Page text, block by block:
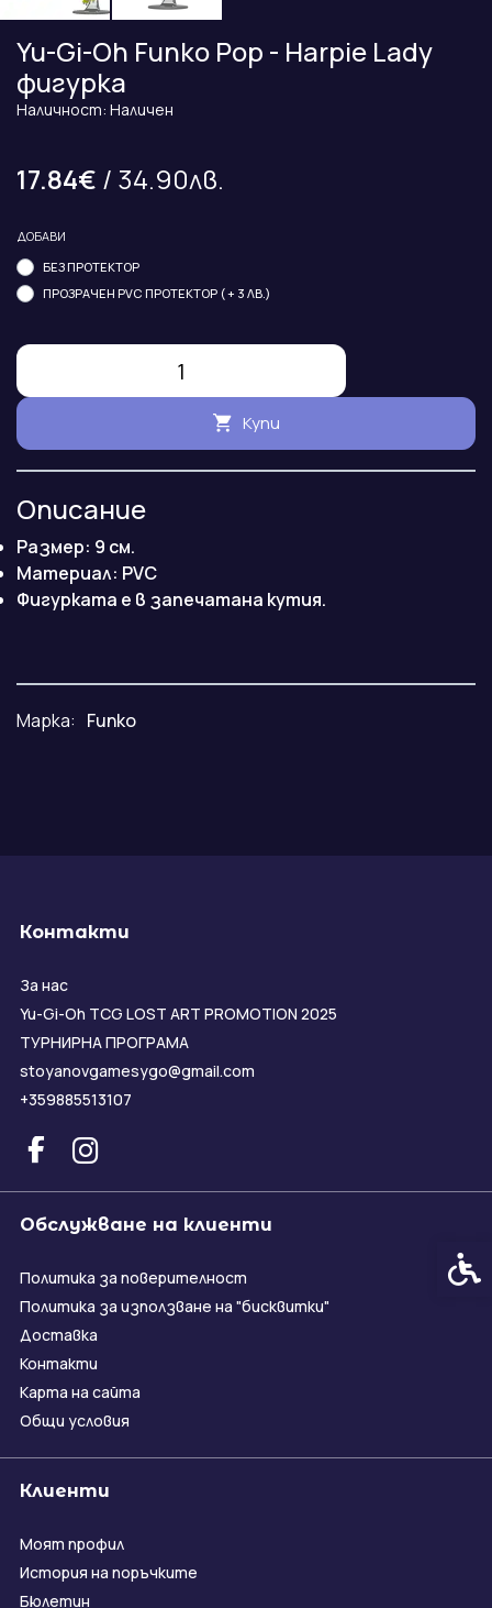
Yu-Gi-Oh Funko Pop - Harpie Lady
фигурка
Наличност: Наличен
17.84€ / 34.90лв.
ДОБАВИ
БЕЗ ПРОТЕКТОР
ПРОЗРАЧЕН PVC ПРОТЕКТОР ( + 3 ЛВ.)
Купи
Описание
Размер: 9 см.
Maтериал: PVC
Фигурката е в запечатана кутия.
Марка: Funko
Контакти
За нас
Yu-Gi-Oh TCG LOST ART PROMOTION 2025
ТУРНИРНА ПРОГРАМА
stoyanovgamesygo@gmail.com
+359885513107
Обслужване на клиенти
Политика за поверителност
Политика за използване на "бисквитки"
Доставка
Контакти
Карта на сайта
Общи условия
Клиенти
Моят профил
История на поръчките
Бюлетин